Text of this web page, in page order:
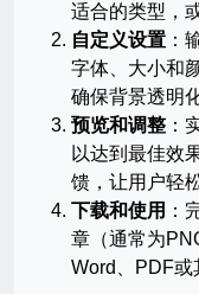
适合的类型，
自定义设置 ：
字体、大小和
确保背景透明
预览和调整 ：
以达到最佳效
馈，让用户轻
下载和使用 ：
章（通常为
Word、PDF或